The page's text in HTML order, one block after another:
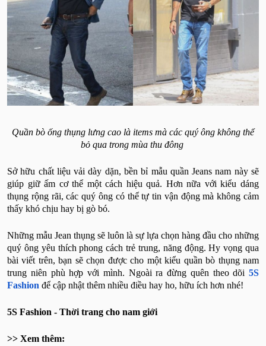
Quần bò ống thụng lưng cao là items mà các quý ông không thể
bỏ qua trong mùa thu đông
Sở hữu chất liệu vải dày dặn, bền bỉ mẫu quần Jeans nam này sẽ
giúp giữ ấm cơ thể một cách hiệu quả. Hơn nữa với kiểu dáng
thụng rộng rãi, các quý ông có thể tự tin vận động mà không cảm
thấy khó chịu hay bị gò bó.
Những mẫu Jean thụng sẽ luôn là sự lựa chọn hàng đầu cho những
quý ông yêu thích phong cách trẻ trung, năng động. Hy vọng qua
bài viết trên, bạn sẽ chọn được cho một kiểu quần bò thụng nam
trung niên phù hợp với mình. Ngoài ra đừng quên theo dõi 5S
Fashion để cập nhật thêm nhiều điều hay ho, hữu ích hơn nhé!
5S Fashion - Thời trang cho nam giới
>> Xem thêm: